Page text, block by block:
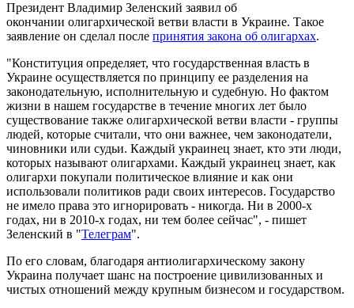
Президент Владимир Зеленский заявил об
окончании олигархической ветви власти в Украине. Такое
заявление он сделал после принятия закона об олигархах.
"Конституция определяет, что государственная власть в
Украине осуществляется по принципу ее разделения на
законодательную, исполнительную и судебную. Но фактом
жизни в нашем государстве в течение многих лет было
существование также олигархической ветви власти - группы
людей, которые считали, что они важнее, чем законодатели,
чиновники или судьи. Каждый украинец знает, кто эти люди,
которых называют олигархами. Каждый украинец знает, как
олигархи покупали политическое влияние и как они
использовали политиков ради своих интересов. Государство
не имело права это игнорировать - никогда. Ни в 2000-х
годах, ни в 2010-х годах, ни тем более сейчас", - пишет
Зеленский в "Телеграм".
По его словам, благодаря антиолигархическому закону
Украина получает шанс на построение цивилизованных и
чистых отношений между крупным бизнесом и государством.